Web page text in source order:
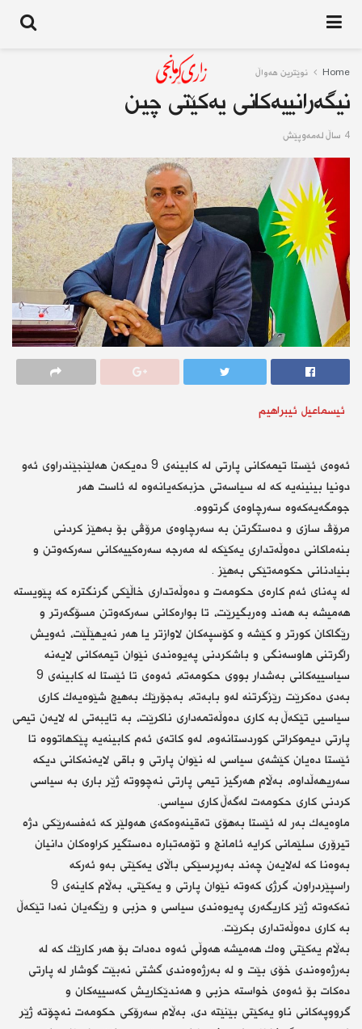
Home نوێترین هەواڵ
نیگەرانییەكانی یەكێتی چین
4 ساڵ له‌مه‌وپێش
ئیسماعیل ئیبراهیم
ئەوەی ئێستا تیمەكانی پارتی لە كابینەی 9 دەیكەن هەلێنجێندراوی ئەو
دونیا بینینەیە كە لە سیاسەتی حزبەكەیانەوە لە ئاست هەر
جومگەیەكەوە سەرچاوەی گرتووە.
مرۆڤ سازی و دەستگرتن بە سەرچاوەی مرۆڤی بۆ بەهێز كردنی
بنەماكانی دەوڵەتداری یەكێكە لە مەرجە سەرەكییەكانی سەركەوتن و
بنیادنانی حكومەتێكی بەهێز .
لە پەنای ئەم كارەی حكومەت و دەوڵەتداری خاڵێكی گرنگترە كە پێویستە
هەمیشە بە هەند وەربگیرێت، تا بوارەكانی سەركەوتن مسۆگەرتر و
رێگاكان كورتر و كێشە و كۆسپەكان لاوازتر یا هەر نەیهێڵێت، ئەویش
راگرتنی هاوسەنگی و باشكردنی پەیوەندی نێوان تیمەكانی لایەنە
سیاسییەكانی بەشدار بووی حكومەتە، ئەوەی تا ئێستا لە كابینەی 9
بەدی دەكرێت رێزگرتنە لەو بابەتە، بەجۆرێك بەهیچ شێوەیەك كاری
سیاسیی تێكەڵ بە كاری دەوڵەتمەداری ناكرێت، بە تایبەتی لە لایەن تیمی
پارتی دیموكراتی كوردستانەوە، لەو كاتەی ئەم كابینەیە پێكهاتووە تا
ئێستا دەیان كێشەی سیاسی لە نێوان پارتی و باقی لایەنەكانی دیكە
سەریهەڵداوە، بەڵام هەرگیز تیمی پارتی نەچووتە ژێر باری بە سیاسی
كردنی كاری حكومەت لەگەڵ كاری سیاسی.
ماوەیەك بەر لە ئێستا بەهۆی تەقینەوەكەی هەولێر كە ئەفسەرێكی دژە
تیرۆری سلێمانی كرایە ئامانج و تۆمەتبارە دەستگیر كراوەكان دانیان
بەوەنا كە لەلایەن چەند بەرپرسێكی باڵای یەكێتی بەو ئەركە
راسپێردراون، گرژی كەوتە نێوان پارتی و یەكێتی، بەڵام كاینەی 9
نەكەوتە ژێر كاریگەری پەیوەندی سیاسی و حزبی و رێگەیان نەدا تێكەڵ
بە كاری دەوڵەتداری بكرێت.
بەڵام یەكێتی وەك هەمیشە هەوڵی ئەوە دەدات بۆ هەر كارێك كە لە
بەرژەوەندی خۆی بێت و لە بەرژەوەندی گشتی نەبێت گوشار لە پارتی
دەكات بۆ ئەوەی خواستە حزبی و هەندێكاریش كەسییەكان و
گرووپەكانی ناو یەكێتی بێنێتە دی، بەڵام سەرۆكی حكومەت نەچۆتە ژێر